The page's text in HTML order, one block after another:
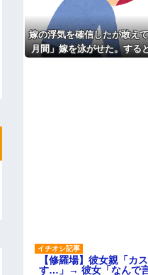
に植えた→20年経って
ヤバすぎるｗｗｗｗｗｗ
クラクション鳴らして
ｗｗ(※画像あり)
度で走った結果
実
こ
嫁の浮気を確信したが敢え
月間」嫁を泳がせた。する
【修羅場】彼女親「カ
す…」→ 彼女「なんで言